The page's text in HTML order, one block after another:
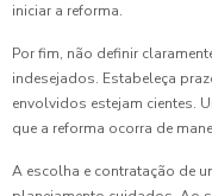
iniciar a reforma.
Por fim, não definir
indesejados. Estabeleça
envolvidos estejam cientes.
que a reforma ocorra de
A escolha e contratação de